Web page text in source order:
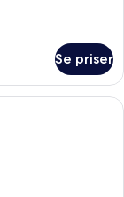
Se priser